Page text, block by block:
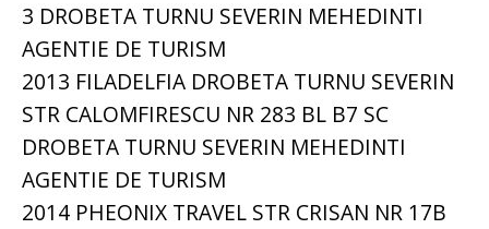
3 DROBETA TURNU SEVERIN MEHEDINTI
AGENTIE DE TURISM
2013 FILADELFIA DROBETA TURNU SEVERIN
STR CALOMFIRESCU NR 283 BL B7 SC
DROBETA TURNU SEVERIN MEHEDINTI
AGENTIE DE TURISM
2014 PHEONIX TRAVEL STR CRISAN NR 17B